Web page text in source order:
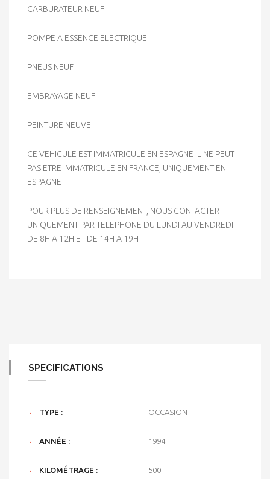
CARBURATEUR NEUF
POMPE A ESSENCE ELECTRIQUE
PNEUS NEUF
EMBRAYAGE NEUF
PEINTURE NEUVE
CE VEHICULE EST IMMATRICULE EN ESPAGNE IL NE PEUT
PAS ETRE IMMATRICULE EN FRANCE, UNIQUEMENT EN
ESPAGNE
POUR PLUS DE RENSEIGNEMENT, NOUS CONTACTER
UNIQUEMENT PAR TELEPHONE DU LUNDI AU VENDREDI
DE 8H A 12H ET DE 14H A 19H
SPECIFICATIONS
TYPE : OCCASION
ANNÉE : 1994
KILOMÉTRAGE : 500